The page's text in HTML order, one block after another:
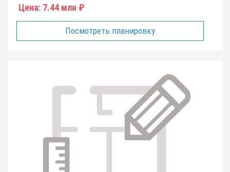
Цена: 7.44 млн ₽
Посмотреть планировку